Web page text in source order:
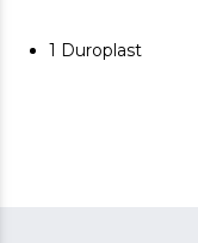
1 Duroplast